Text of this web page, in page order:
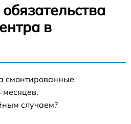
в
смонтированные
случаем?